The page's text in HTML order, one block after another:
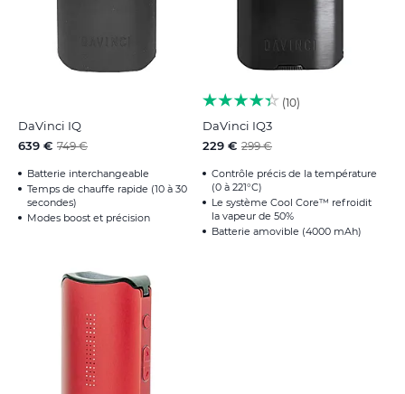
DaVinci IQ
639 € 749 €
Batterie interchangeable
Temps de chauffe rapide (10 à 30
secondes)
Modes boost et précision
10
DaVinci IQ3
229 € 299 €
Contrôle précis de la température
(0 à 221°C)
Le système Cool Core™ refroidit
la vapeur de 50%
Batterie amovible (4000 mAh)